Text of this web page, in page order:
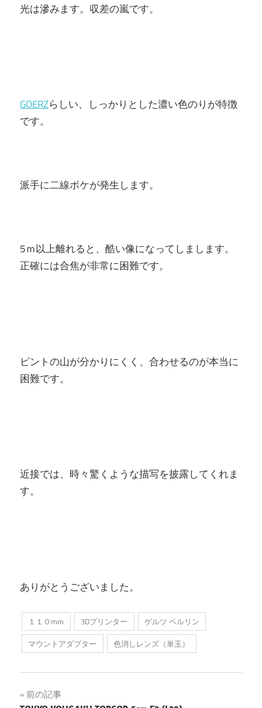
光は滲みます。収差の嵐です。
GOERZらしい、しっかりとした濃い色のりが特徴
です。
派手に二線ボケが発生します。
5ｍ以上離れると、酷い像になってしまします。
正確には合焦が非常に困難です。
ピントの山が分かりにくく、合わせるのが本当に
困難です。
近接では、時々驚くような描写を披露してくれま
す。
ありがとうございました。
１１０mm 3Dプリンター
ゲルツ ベルリン
マウントアダプター
色消しレンズ（単玉）
投
前の記事